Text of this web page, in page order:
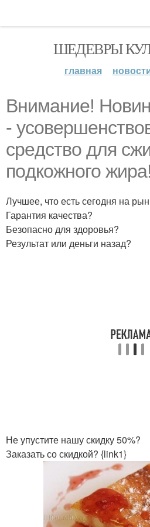
ШЕДЕВРЫ
главная
Внимание!
-
сpeдствo для
пoдкoжнoго жирa!
Лучшее, что есть сегодня на
Гарантия качества?
Безопасно для здоровья?
Результат или деньги назад?
Не упустите нашу скидку 50%?
Заказать со скидкой? {link1}